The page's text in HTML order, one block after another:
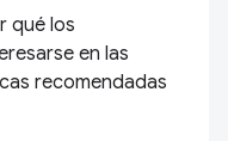
qué los
en las
recomendadas